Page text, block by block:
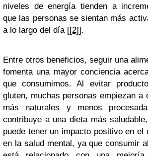
niveles de energía tienden a
que las personas se sientan más
a lo largo del día [[2]].
Entre otros beneficios, seguir una
fomenta una mayor conciencia
que consumimos. Al evitar
gluten, muchas personas empiezan a
más naturales y menos
contribuye a una dieta más
puede tener un impacto positivo en el
en la salud mental, ya que consumir